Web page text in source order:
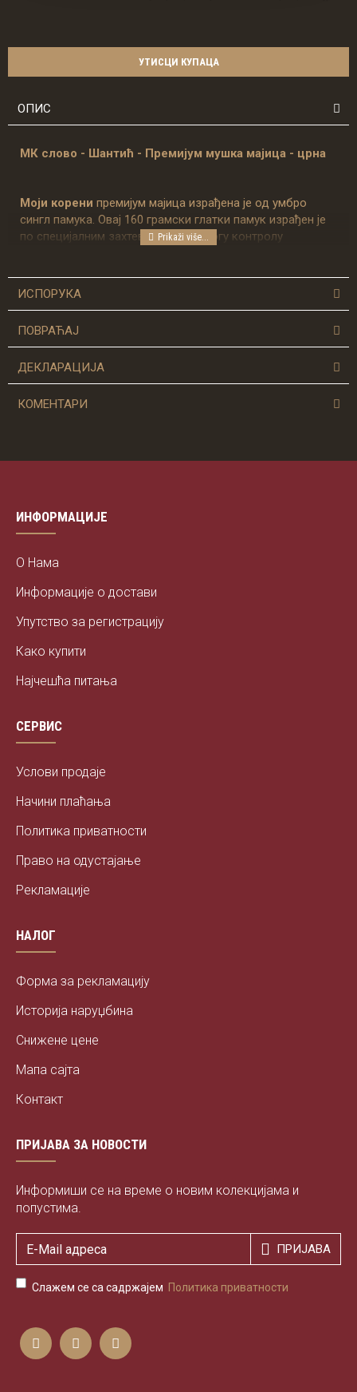
УТИСЦИ КУПАЦА
ОПИС
МК слово - Шантић - Премиjум мушка мајица - црна
Моји корени премијум мајица израђена је од умбро
сингл памука. Овај 160 грамски глатки памук израђен је
по специјалним захтевима и уз строгу контролу
МК слово - премијум мушка мајица доступна је
величинама: С, М, Л, XЛ, 2XЛ, 3XЛ.
Благо је струкирана и прати линију тела.
Минимална могућност скупљања, од 3 до 5 %.
ИСПОРУКА
ПОВРАЋАЈ
ДЕКЛАРАЦИЈА
КОМЕНТАРИ
ИНФОРМАЦИЈЕ
О Нама
Информације о достави
Упутство за регистрацију
Како купити
Најчешћа питања
СЕРВИС
Услови продаје
Начини плаћања
Политика приватности
Право на одустајање
Рекламације
НАЛОГ
Форма за рекламацију
Историја наруџбина
Снижене цене
Мапа сајта
Контакт
ПРИЈАВА ЗА НОВОСТИ
Информиши се на време о новим колекцијама и
попустима.
ПРИЈАВА
Слажем се са садржајем Политика приватности